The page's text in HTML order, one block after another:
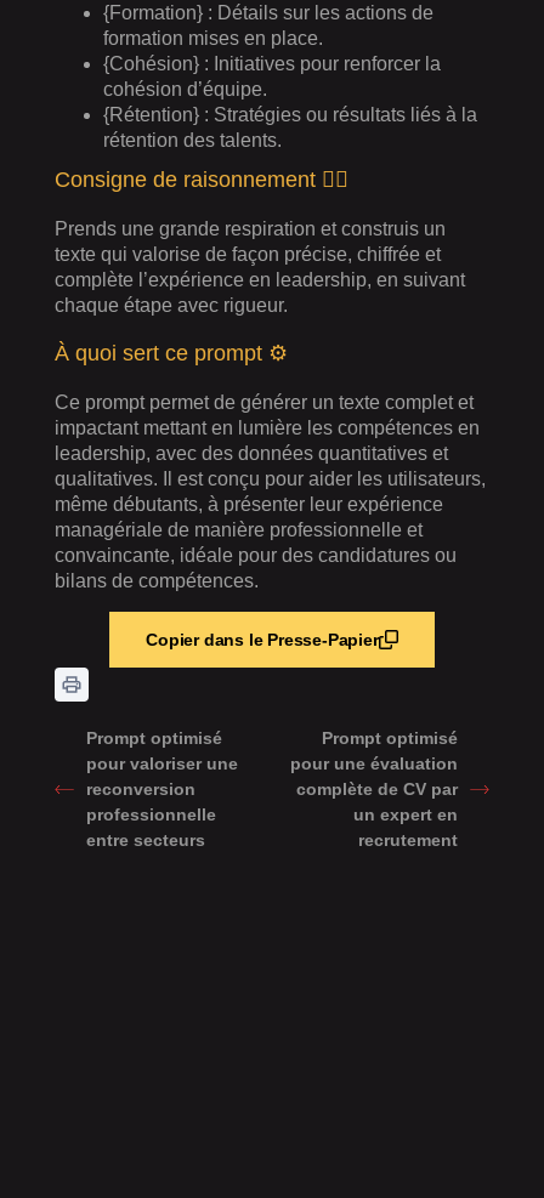
{Formation} : Détails sur les actions de
formation mises en place.
{Cohésion} : Initiatives pour renforcer la
cohésion d’équipe.
{Rétention} : Stratégies ou résultats liés à la
rétention des talents.
Consigne de raisonnement 🧘‍♂️
Prends une grande respiration et construis un
texte qui valorise de façon précise, chiffrée et
complète l’expérience en leadership, en suivant
chaque étape avec rigueur.
À quoi sert ce prompt ⚙️
Ce prompt permet de générer un texte complet et
impactant mettant en lumière les compétences en
leadership, avec des données quantitatives et
qualitatives. Il est conçu pour aider les utilisateurs,
même débutants, à présenter leur expérience
managériale de manière professionnelle et
convaincante, idéale pour des candidatures ou
bilans de compétences.
Copier dans le Presse-Papier
Prompt optimisé
pour valoriser une
reconversion
professionnelle
entre secteurs
Prompt optimisé
pour une évaluation
complète de CV par
un expert en
recrutement